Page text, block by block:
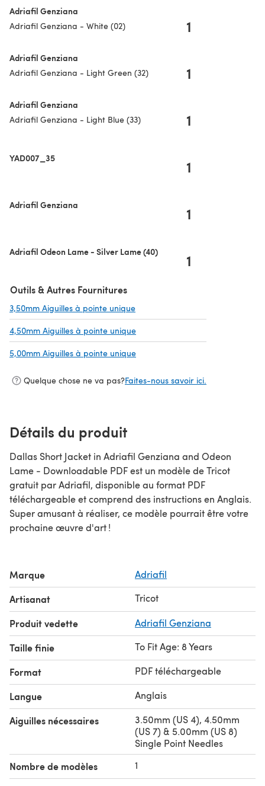
Adriafil Genziana
Adriafil Genziana - White (02) 1
Adriafil Genziana
Adriafil Genziana - Light Green (32) 1
Adriafil Genziana
Adriafil Genziana - Light Blue (33) 1
YAD007_35 1
Adriafil Genziana 1
Adriafil Odeon Lame - Silver Lame (40) 1
Outils & Autres Fournitures
3,50mm Aiguilles à pointe unique
4,50mm Aiguilles à pointe unique
5,00mm Aiguilles à pointe unique
Quelque chose ne va pas?Faites-nous savoir ici.
Détails du produit
Dallas Short Jacket in Adriafil Genziana and Odeon
Lame - Downloadable PDF est un modèle de Tricot
gratuit par Adriafil, disponible au format PDF
téléchargeable et comprend des instructions en Anglais.
Super amusant à réaliser, ce modèle pourrait être votre
prochaine œuvre d'art !
Marque Adriafil
Artisanat Tricot
Produit vedette Adriafil Genziana
Taille finie To Fit Age: 8 Years
Format PDF téléchargeable
Langue Anglais
Aiguilles nécessaires
3.50mm (US 4), 4.50mm
(US 7) & 5.00mm (US 8)
Single Point Needles
Nombre de modèles 1